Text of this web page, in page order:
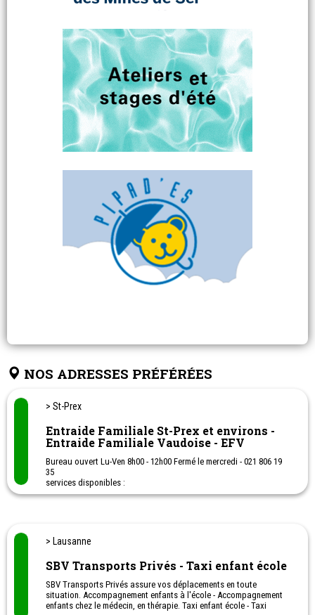
NOS ADRESSES PRÉFÉRÉES
> St-Prex
Entraide Familiale St-Prex et environs -
Entraide Familiale Vaudoise - EFV
Bureau ouvert Lu-Ven 8h00 - 12h00 Fermé le mercredi - 021 806 19
35
services disponibles :
- Service de repas chauds à domicile.
- atelier de confitures
- groupe de jeux pour aînés
> Lausanne
SBV Transports Privés - Taxi enfant école
SBV Transports Privés assure vos déplacements en toute
situation. Accompagnement enfants à l'école - Accompagnement
enfants chez le médecin, en thérapie. Taxi enfant école - Taxi